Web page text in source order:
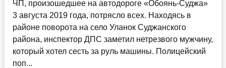
ЧП, произошедшее на автодороге «Обоянь-Суджа»
3 августа 2019 года, потрясло всех. Находясь в
районе поворота на село Уланок Суджанского
района, инспектор ДПС заметил нетрезвого мужчину,
который хотел сесть за руль машины. Полицейский
поп...